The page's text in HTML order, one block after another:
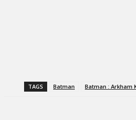
TAGS Batman Batman : Arkham